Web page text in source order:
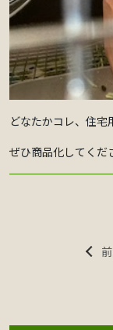
どなたかコレ、住宅
ぜひ商品化してくだ